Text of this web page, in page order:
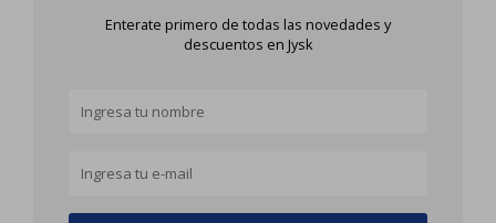
Enterate primero de todas las novedades y
descuentos en Jysk